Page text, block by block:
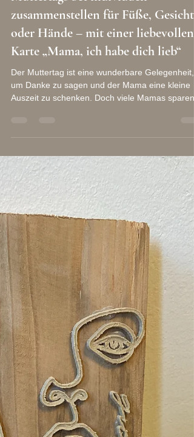
Muttertags Set individuell
zusammenstellen für Füße, Gesicht
oder Hände – mit einer liebevollen
Karte „Mama, ich habe dich lieb“
Der Muttertag ist eine wunderbare Gelegenheit,
nicht nur ein Geschenk zu machen, sondern ihr
auch Zeit für sich selbst zu schenken. Ein
individuell zusammengestelltes Muttertags Set
Füße, Gesicht oder Hände ist dafür perfekt.
gehört immer eine liebevolle Karte mit den
„Mama, ich